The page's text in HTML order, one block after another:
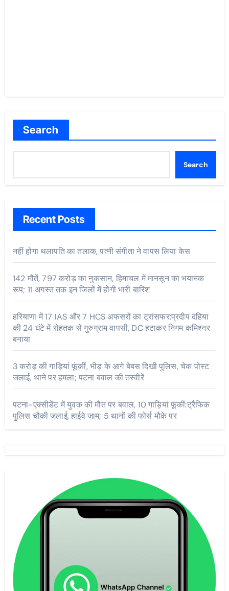
Search
Search
Recent Posts
नहीं होगा थलापति का तलाक, पत्नी संगीता ने वापस लिया केस
142 मौतें, 797 करोड़ का नुकसान, हिमाचल में मानसून का भयानक
रूप; 11 अगस्त तक इन जिलों में होगी भारी बारिश
हरियाणा में 17 IAS और 7 HCS अफसरों का ट्रांसफर:प्रदीप दहिया
की 24 घंटे में रोहतक से गुरुग्राम वापसी, DC हटाकर निगम कमिश्नर
बनाया
3 करोड़ की गाड़ियां फूंकीं, भीड़ के आगे बेबस दिखी पुलिस, चेक पोस्ट
जलाई, थाने पर हमला; पटना बवाल की तस्वीरें
पटना-एक्सीडेंट में युवक की मौत पर बवाल, 10 गाड़ियां फूंकीं:ट्रैफिक
पुलिस चौकी जलाई, हाईवे जाम; 5 थानों की फोर्स मौके पर